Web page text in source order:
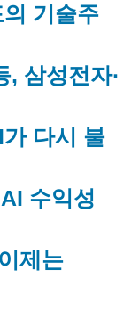
기술주
, 삼성전자·
다시 불
수익성
제는